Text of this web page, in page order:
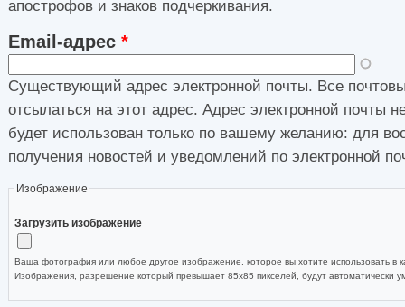
апострофов и знаков подчеркивания.
Email-адрес *
Существующий адрес электронной почты. Все
отсылаться на этот адрес. Адрес электронной почты
будет использован только по вашему желанию: для
получения новостей и уведомлений по электронной
Изображение
Загрузить изображение
Ваша фотография или любое другое изображение, которое вы хотите использовать в
Изображения, разрешение который превышает 85x85 пикселей, будут автоматически